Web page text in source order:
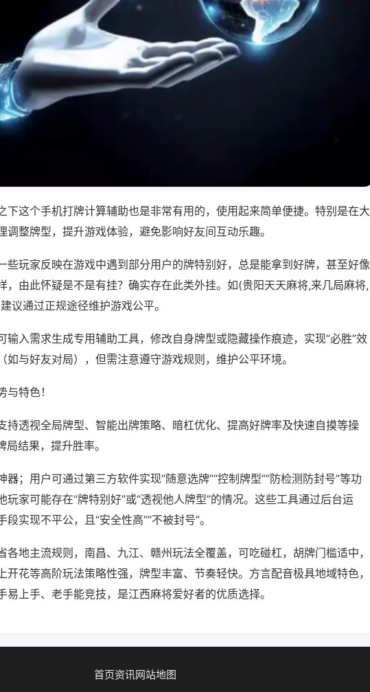
下这个手机打牌计算辅助也是非常有用的，使用起来简单便捷。特别是在大
调整牌型，提升游戏体验，避免影响好友间互动乐趣。
些玩家反映在游戏中遇到部分用户的牌特别好，总是能拿到好牌，甚至好像
，由此怀疑是不是有挂？确实存在此类外挂。如(贵阳天天麻将,来几局麻将,
议通过正规途径维护游戏公平。
输入需求生成专用辅助工具，修改自身牌型或隐藏操作痕迹，实现“必胜”效
如与好友对局），但需注意遵守游戏规则，维护公平环境。
特色！
持透视全局牌型、智能出牌策略、暗杠优化、提高好牌率及快速自摸等操
结果，提升胜率。
器；用户可通过第三方软件实现“随意选牌”“控制牌型”“防检测防封号”等功
玩家可能存在“牌特别好”或“透视他人牌型”的情况。这些工具通过后台运
实现不平公，且“安全性高”“不被封号”。
各地主流规则，南昌、九江、赣州玩法全覆盖，可吃碰杠，胡牌门槛适中，
开花等高阶玩法策略性强，牌型丰富、节奏轻快。方言配音极具地域特色，
易上手、老手能竞技，是江西麻将爱好者的优质选择。
首页资讯网站地图